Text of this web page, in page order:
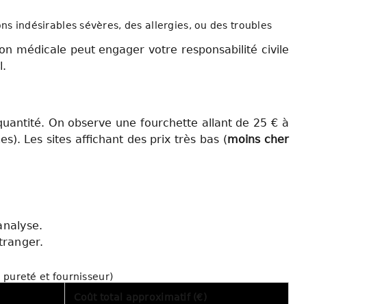
indésirables sévères, des allergies, ou des troubles
médicale peut engager votre responsabilité civile
On observe une fourchette allant de 25 € à
Les sites affichant des prix très bas (moins cher
pureté et fournisseur)
Coût total approximatif (€)